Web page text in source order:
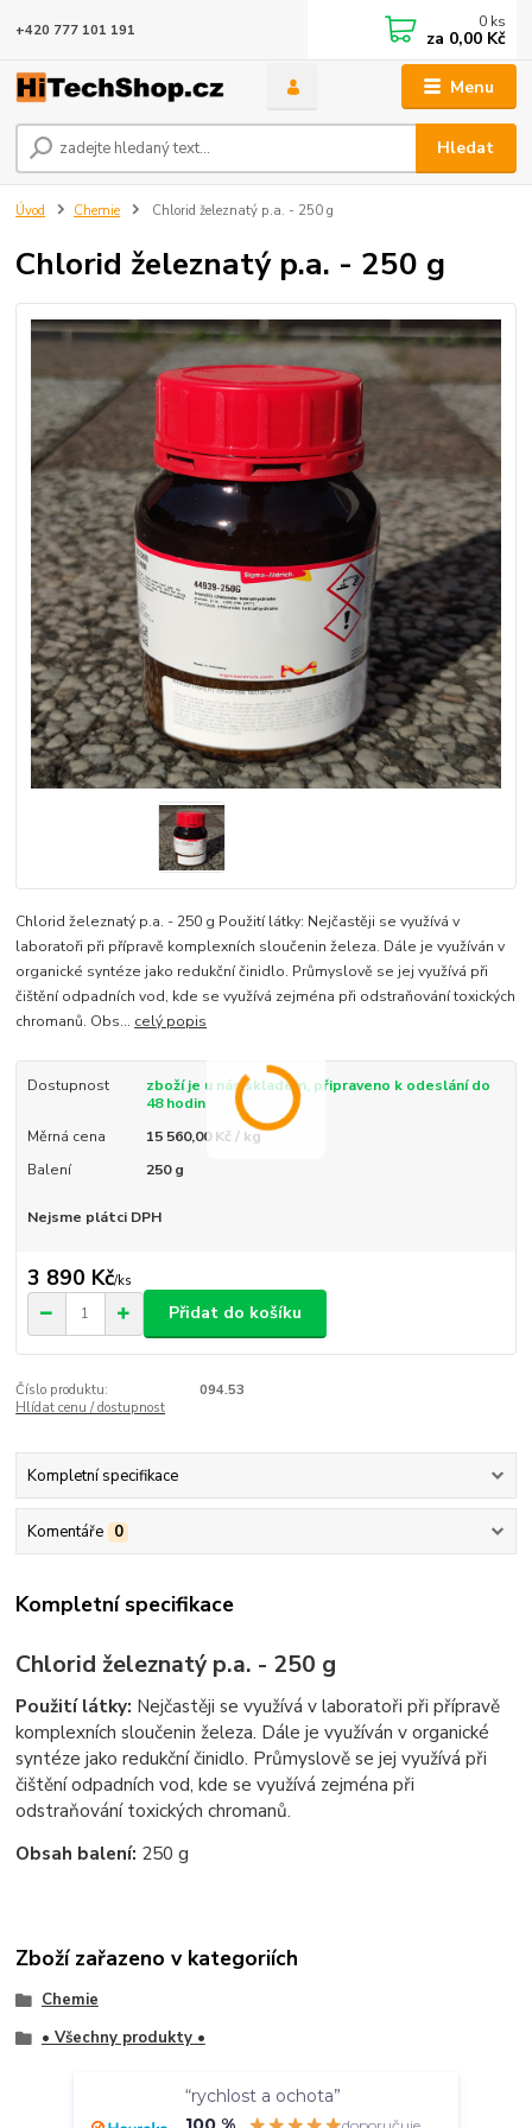
Menu
Hledat
+420 777 101 191 0 ks
za 0,00 Kč
Úvod Chemie Chlorid železnatý p.a. - 250 g
Chlorid železnatý p.a. - 250 g
Chlorid železnatý p.a. - 250 g Použití látky: Nejčastěji se využívá v
laboratoři při přípravě komplexních sloučenin železa. Dále je využíván v
organické syntéze jako redukční činidlo. Průmyslově se jej využívá při
čištění odpadních vod, kde se využívá zejména při odstraňování toxických
chromanů. Obs... celý popis
Dostupnost
zboží je u nás skladem, připraveno k odeslání do
48 hodin
Měrná cena
15 560,00 Kč / kg
Balení
250 g
Nejsme plátci DPH
3 890 Kč/ks
Přidat do košíku
Číslo produktu:
094.53
Hlídat cenu / dostupnost
Kompletní specifikace
Komentáře 0
Kompletní specifikace
Chlorid železnatý p.a. - 250 g
Použití látky: Nejčastěji se využívá v laboratoři při přípravě
komplexních sloučenin železa. Dále je využíván v organické
syntéze jako redukční činidlo. Průmyslově se jej využívá při
čištění odpadních vod, kde se využívá zejména při
odstraňování toxických chromanů.
Obsah balení: 250 g
Zboží zařazeno v kategoriích
Chemie
• Všechny produkty •
100 %